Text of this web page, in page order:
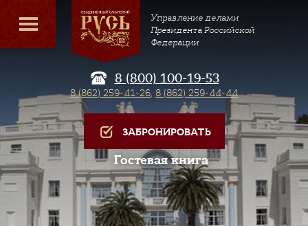
Управление делами
Президента Российской
Федерации
8 (800) 100-19-53
8 (862) 259-41-26, 8 (862) 259-44-44
ЗАБРОНИРОВАТЬ
Гостевая книга